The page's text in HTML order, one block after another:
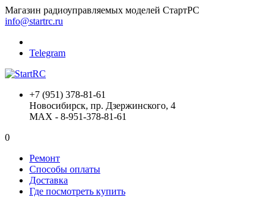
Магазин радиоуправляемых моделей СтартРС
info@startrc.ru
Telegram
+7 (951) 378-81-61
Новосибирск, пр. Дзержинского, 4
MAX - 8-951-378-81-61
0
Ремонт
Способы оплаты
Доставка
Где посмотреть купить